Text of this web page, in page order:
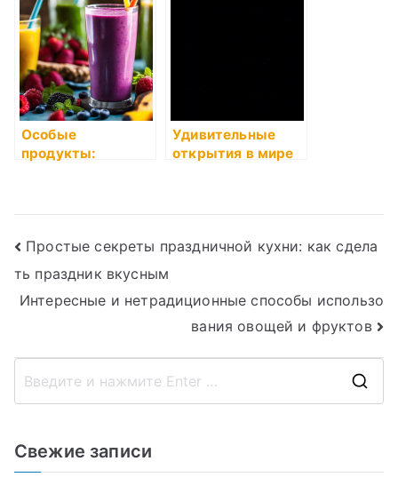
руку
Особые
продукты:
Удивительные
открытия в мире
Навигация
по
Простые секреты праздничной кухни: как сдела
ть праздник вкусным
Интересные и нетрадиционные способы использо
вания овощей и фруктов
Свежие записи